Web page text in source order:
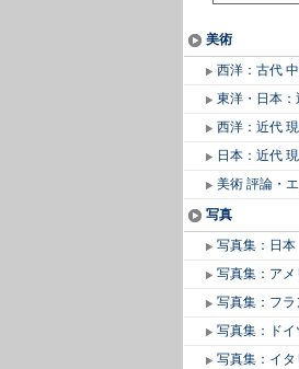
美術
西洋：古代
東洋・日本：
西洋：近代
日本：近代
美術 評論・
写真
写真集：日本
写真集：アメ
写真集：フラ
写真集：ドイ
写真集：イタ